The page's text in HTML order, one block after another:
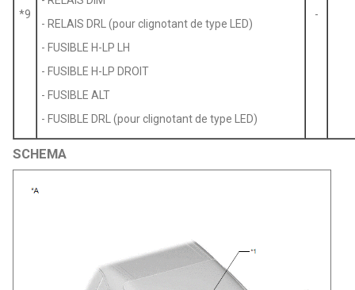
*9
- RELAIS DRL (pour clignotant de type LED)
- FUSIBLE H-LP LH
- FUSIBLE H-LP DROIT
- FUSIBLE ALT
- FUSIBLE DRL (pour clignotant de type LED)
-
SCHEMA